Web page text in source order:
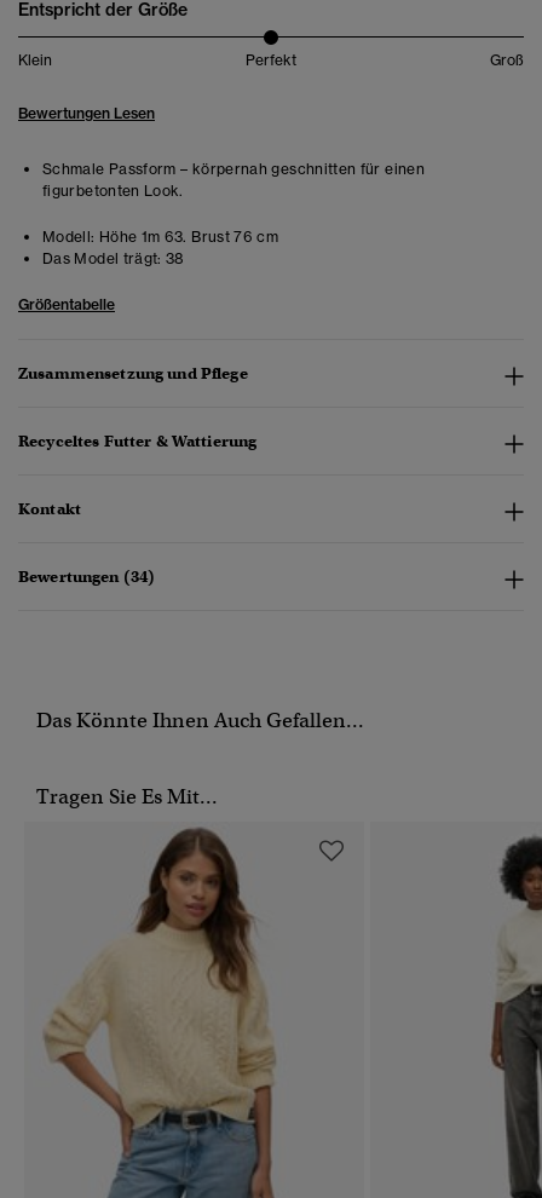
Entspricht der Größe
Klein Perfekt Groß
Bewertungen Lesen
Schmale Passform – körpernah geschnitten für einen
figurbetonten Look.
Modell: Höhe 1m 63. Brust 76 cm
Das Model trägt: 38
Größentabelle
Zusammensetzung und Pflege
Recyceltes Futter & Wattierung
Kontakt
Bewertungen (34)
Das Könnte Ihnen Auch Gefallen...
Tragen Sie Es Mit...